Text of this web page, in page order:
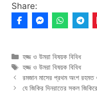
Share:
Categories
হজ্জ ও উমরা বিষয়ক বিবিধ
Tags
হজ্জ ও উমরা বিষয়ক বিবিধ
রমজান মাসের প্রথম অংশ রহমত
যে জিকির দিনরাতের সকল